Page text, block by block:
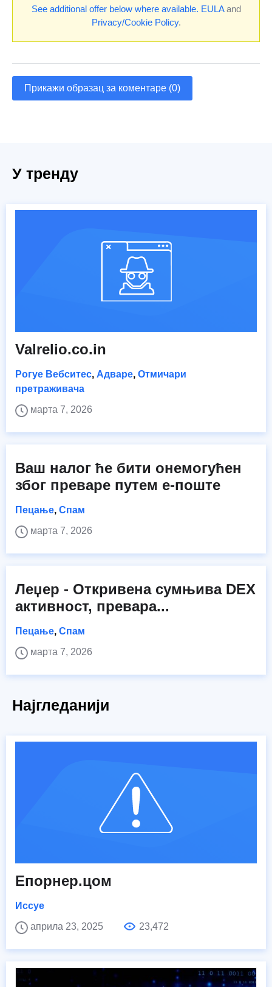
See additional offer below where available. EULAand
Privacy/Cookie Policy.
Прикажи образац за коментаре (0)
У тренду
Valrelio.co.in
Рогуе Вебситес, Адваре, Отмичари
претраживача
марта 7, 2026
Ваш налог ће бити онемогућен
због преваре путем е-поште
Пецање, Спам
марта 7, 2026
Леџер - Откривена сумњива DEX
активност, превара...
Пецање, Спам
марта 7, 2026
Најгледанији
Епорнер.цом
Иссуе
априла 23, 2025
23,472